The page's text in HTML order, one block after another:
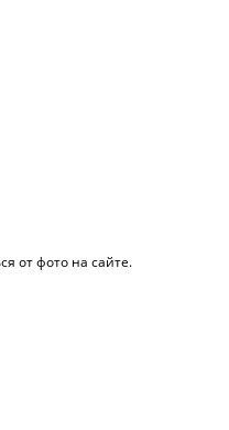
от фото на сайте.